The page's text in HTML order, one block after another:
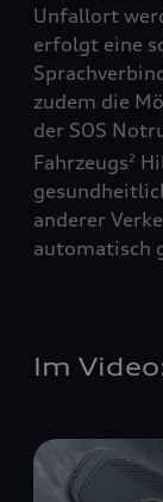
Unfallort
erfolgt eine
zudem die
der SOS
Fahrzeugs2
anderer
automatisch
Im